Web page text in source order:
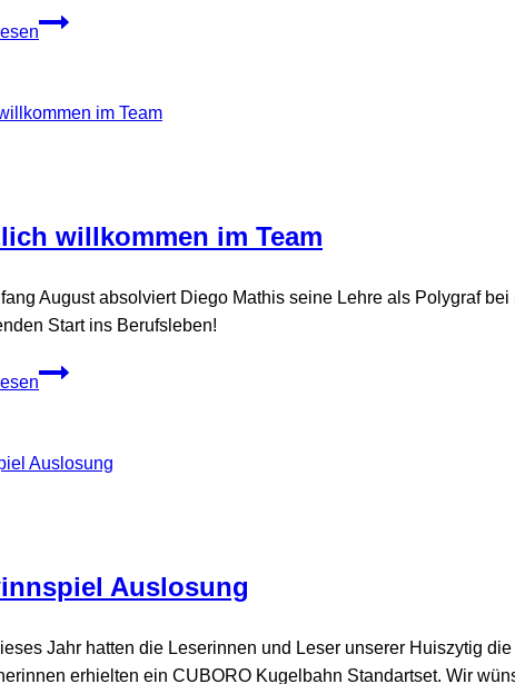
Team-
Freitag,
willkommen im Team
August absolviert Diego Mathis seine Lehre als Polygraf
Start ins Berufsleben!
Herzlich
Team
Auslosung
Jahr hatten die Leserinnen und Leser unserer Huiszytig
erhielten ein CUBORO Kugelbahn Standartset. Wir